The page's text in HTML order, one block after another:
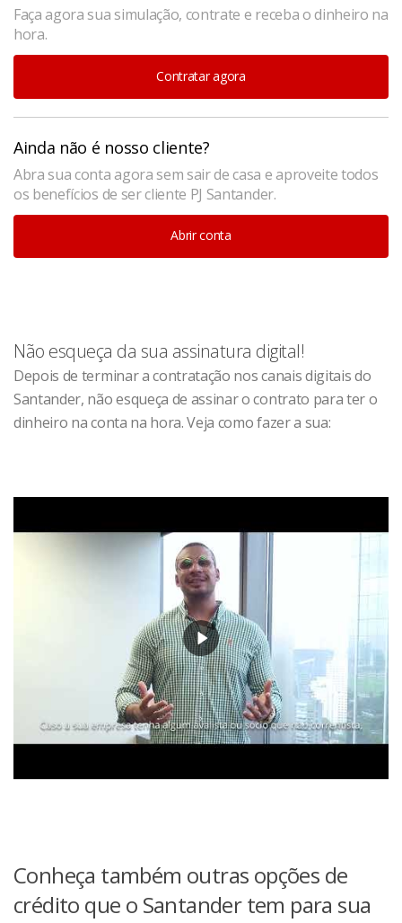
Faça agora sua simulação, contrate e receba o dinheiro na
hora.
Contratar agora
Ainda não é nosso cliente?
Abra sua conta agora sem sair de casa e aproveite todos
os benefícios de ser cliente PJ Santander.
Abrir conta
Não esqueça da sua assinatura digital!
Depois de terminar a contratação nos canais digitais do
Santander, não esqueça de assinar o contrato para ter o
dinheiro na conta na hora. Veja como fazer a sua:
Conheça também outras opções de
crédito que o Santander tem para sua